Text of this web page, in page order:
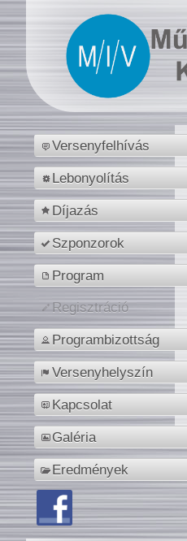
Versenyfelhívás
Lebonyolítás
Díjazás
Szponzorok
Program
Regisztráció
Programbizottság
Versenyhelyszín
Kapcsolat
Galéria
Eredmények